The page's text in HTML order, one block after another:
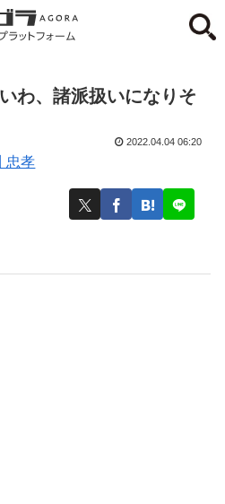
わ、諸派扱いになりそ
忠孝
2022.04.04 06:20